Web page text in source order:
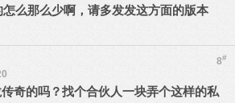
么那么少啊，请多发发这方面的版本
8#
奇的吗？找个合伙人一块弄个这样的私